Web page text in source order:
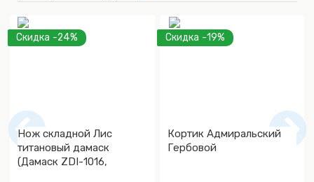
Скидка -24%
Нож складной Лис
титановый дамаск
(Дамаск ZDI-1016,
Скидка -19%
Кортик Адмиральский
Гербовой